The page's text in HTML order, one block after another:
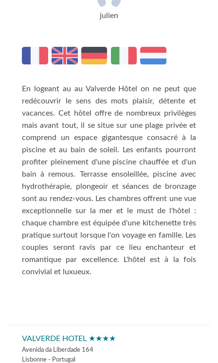
julien
En logeant au au Valverde Hôtel on ne peut que
redécouvrir le sens des mots plaisir, détente et
vacances. Cet hôtel offre de nombreux privilèges
mais avant tout, il se situe sur une plage privée et
comprend un espace gigantesque consacré à la
piscine et au bain de soleil. Les enfants pourront
profiter pleinement d'une piscine chauffée et d'un
bain à remous. Terrasse ensoleillée, piscine avec
hydrothérapie, plongeoir et séances de bronzage
sont au rendez-vous. Les chambres offrent une vue
exceptionnelle sur la mer et le must de l'hôtel :
chaque chambre est équipée d'une kitchenette très
pratique surtout lorsque l'on voyage en famille. Les
couples seront ravis par ce lieu enchanteur et
romantique par excellence. L'hôtel est à la fois
convivial et luxueux.
VALVERDE HOTEL ★★★★
Avenida da Liberdade 164
Lisbonne - Portugal